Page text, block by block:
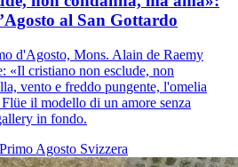
al San Gottardo
d'Agosto, Mons. Alain de Raemy
«Il cristiano non esclude, non
vento e freddo pungente, l'omelia
il modello di un amore senza
in fondo.
Primo Agosto Svizzera